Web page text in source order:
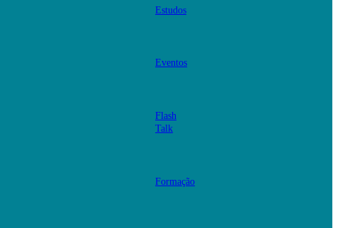
Estudos
Eventos
Flash
Talk
Formação